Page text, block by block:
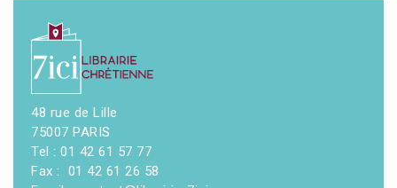
48 rue de Lille
75007 PARIS
Tel : 01 42 61 57 77
Fax : 01 42 61 26 58